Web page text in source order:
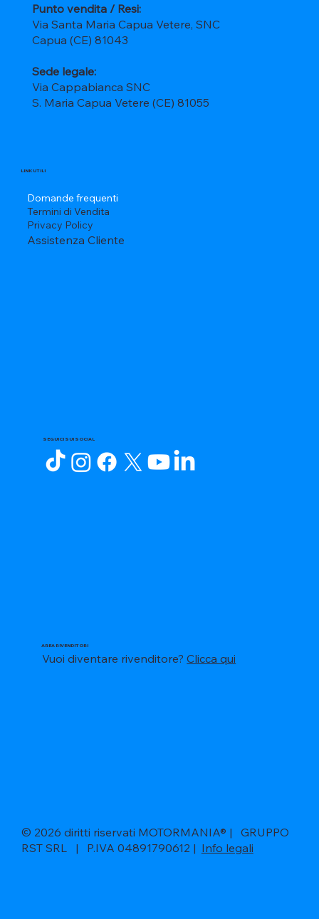
Punto vendita / Resi:
Via Santa Maria Capua Vetere, SNC
Capua (CE) 81043
Sede legale:
Via Cappabianca SNC
S. Maria Capua Vetere (CE) 81055
LINK UTILI
Domande frequenti
Termini di Vendita
Privacy Policy
Assistenza Cliente
SEGUICI SUI SOCIAL
AREA RIVENDITORI
Vuoi diventare rivenditore?Clicca qui
© 2026 diritti riservati MOTORMANIA® | GRUPPO
RST SRL | P.IVA 04891790612 | Info legali